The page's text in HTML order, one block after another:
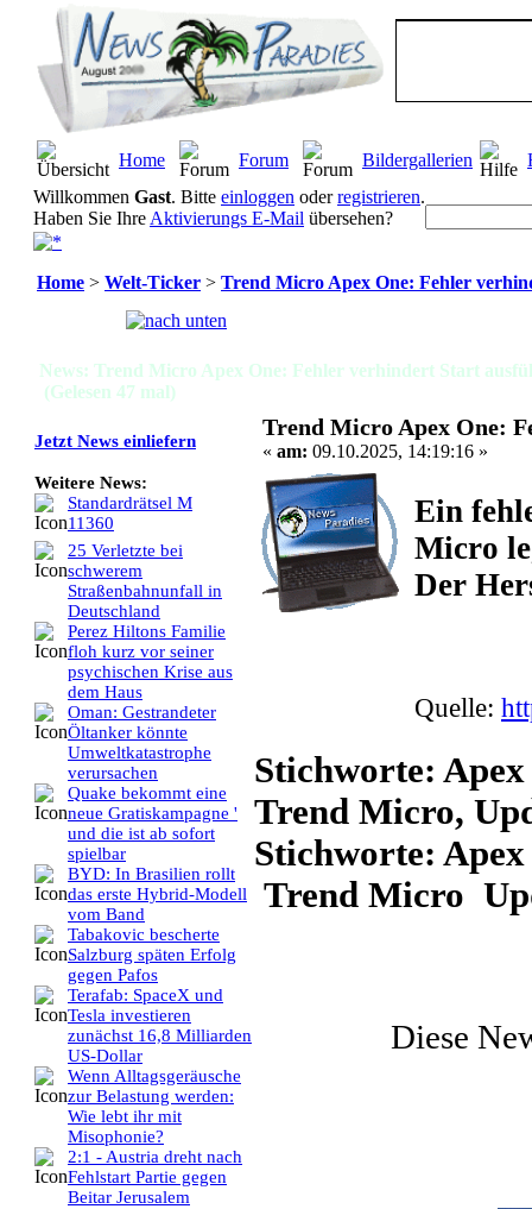
Home Forum Bildergallerien
Willkommen Gast. Bitte einloggen oderregistrieren.
Haben Sie Ihre Aktivierungs E-Mail übersehen?
Home > Welt-Ticker > Trend Micro Apex One: Fehler
News: Trend Micro Apex One: Fehler verhindert Start
(Gelesen 47 mal)
Jetzt News einliefern
Weitere News:
Standardrätsel M
11360
25 Verletzte bei
schwerem
Straßenbahnunfall in
Deutschland
Perez Hiltons Familie
floh kurz vor seiner
psychischen Krise aus
dem Haus
Oman: Gestrandeter
Öltanker könnte
Umweltkatastrophe
verursachen
Quake bekommt eine
neue Gratiskampagne '
und die ist ab sofort
spielbar
BYD: In Brasilien rollt
das erste Hybrid-Modell
vom Band
Tabakovic bescherte
Salzburg späten Erfolg
gegen Pafos
Terafab: SpaceX und
Tesla investieren
zunächst 16,8 Milliarden
US-Dollar
Wenn Alltagsgeräusche
zur Belastung werden:
Wie lebt ihr mit
Misophonie?
2:1 - Austria dreht nach
Fehlstart Partie gegen
Beitar Jerusalem
Trend Micro Apex One:
« am: 09.10.2025, 14:19:16 »
Ein
Micro
Der
Quelle:
Stichworte:
Trend Micro,
Stichworte:
Trend Micro
Diese